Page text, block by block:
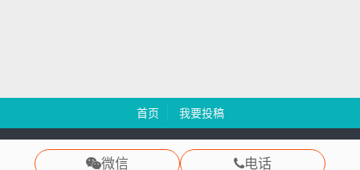
微信 电话
首页 我要投稿
慧都科技 版权所有 Copyright 2003-2024 渝ICP备12000582号